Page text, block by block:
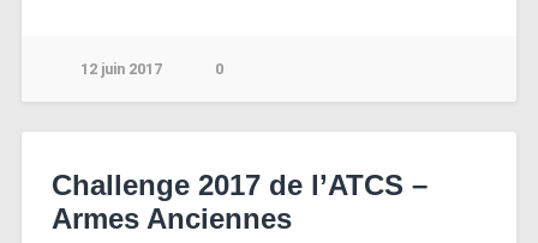
12 juin 2017 0
Challenge 2017 de l’ATCS –
Armes Anciennes